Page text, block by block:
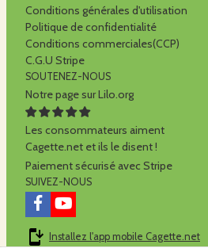
Conditions générales d'utilisation
Politique de confidentialité
Conditions commerciales(CCP)
C.G.U Stripe
SOUTENEZ-NOUS
Notre page sur Lilo.org
Les consommateurs aiment
Cagette.net et ils le disent !
Paiement sécurisé avec Stripe
SUIVEZ-NOUS
Installez l'app mobile Cagette.net